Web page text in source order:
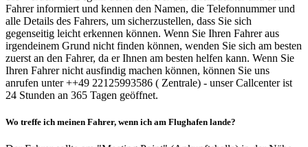
Fahrer informiert und kennen den Namen, die Telefonnummer und
alle Details des Fahrers, um sicherzustellen, dass Sie sich
gegenseitig leicht erkennen können. Wenn Sie Ihren Fahrer aus
irgendeinem Grund nicht finden können, wenden Sie sich am besten
zuerst an den Fahrer, da er Ihnen am besten helfen kann. Wenn Sie
Ihren Fahrer nicht ausfindig machen können, können Sie uns
anrufen unter ++49 22125993586 ( Zentrale) - unser Callcenter ist
24 Stunden an 365 Tagen geöffnet.
Wo treffe ich meinen Fahrer, wenn ich am Flughafen lande?